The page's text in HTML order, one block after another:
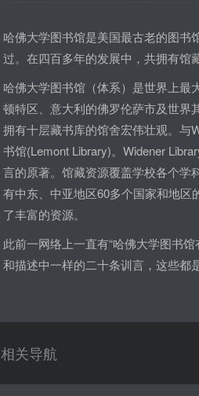
哈佛大学图书馆是美国最古老的图书
过。在四百多年的发展中，共拥有馆
哈佛大学图书馆（体系）是世界上最
顿特区、意大利的佛罗伦萨市及世界
拥有十层藏书库的馆舍宏伟壮观。与
书馆(Lemont Library)。Widener
言的原著。馆藏资源覆盖学校各个学
有中东、中亚地区60多个国家和地
了丰富的资源。
此前一网络上一直有“哈佛大学图书
和描述中一样的二十条训言，这些都
相关导航